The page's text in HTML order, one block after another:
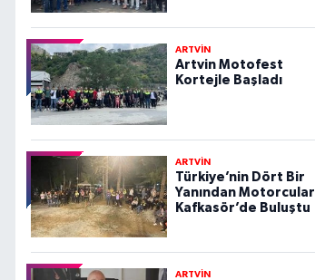
ARTVİN
Artvin Motofest
Kortejle Başladı
ARTVİN
Türkiye’nin Dört Bir
Yanından Motorcular
Kafkasör’de Buluştu
ARTVİN